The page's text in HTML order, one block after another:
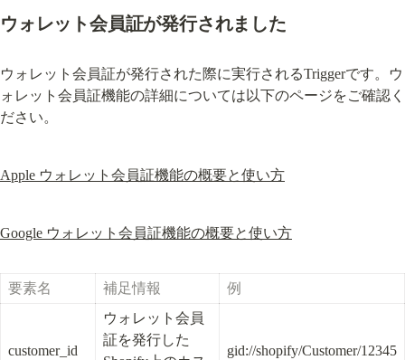
ウォレット会員証が発行されました
ウォレット会員証が発行された際に実行されるTriggerです。ウ
ォレット会員証機能の詳細については以下のページをご確認く
ださい。
Apple ウォレット会員証機能の概要と使い方
Google ウォレット会員証機能の概要と使い方
要素名 補足情報 例
customer_id
ウォレット会員
証を発行した
gid://shopify/Customer/12345